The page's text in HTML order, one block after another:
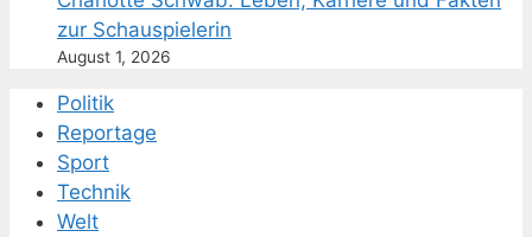
zur Schauspielerin
August 1, 2026
Politik
Reportage
Sport
Technik
Welt